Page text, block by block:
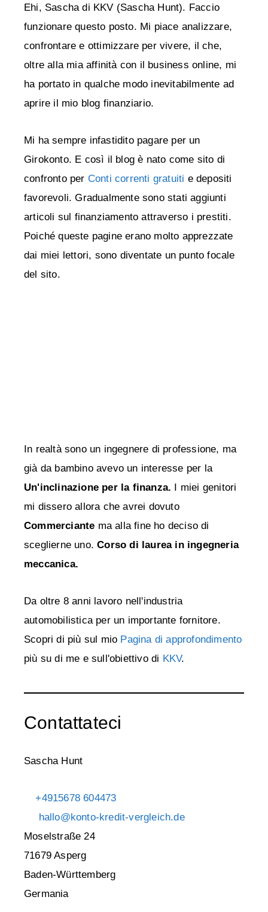
Ehi, Sascha di KKV (Sascha Hunt). Faccio
funzionare questo posto. Mi piace analizzare,
confrontare e ottimizzare per vivere, il che,
oltre alla mia affinità con il business online, mi
ha portato in qualche modo inevitabilmente ad
aprire il mio blog finanziario.
Mi ha sempre infastidito pagare per un
Girokonto. E così il blog è nato come sito di
confronto per Conti correnti gratuiti e depositi
favorevoli. Gradualmente sono stati aggiunti
articoli sul finanziamento attraverso i prestiti.
Poiché queste pagine erano molto apprezzate
dai miei lettori, sono diventate un punto focale
del sito.
In realtà sono un ingegnere di professione, ma
già da bambino avevo un interesse per la
Un'inclinazione per la finanza. I miei genitori
mi dissero allora che avrei dovuto
Commerciante ma alla fine ho deciso di
sceglierne uno.Corso di laurea in ingegneria
meccanica.
Da oltre 8 anni lavoro nell'industria
automobilistica per un importante fornitore.
Scopri di più sul mio Pagina di approfondimento
più su di me e sull'obiettivo di KKV.
Contattateci
Sascha Hunt
+4915678 604473
hallo@konto-kredit-vergleich.de
Moselstraße 24
71679 Asperg
Baden-Württemberg
Germania